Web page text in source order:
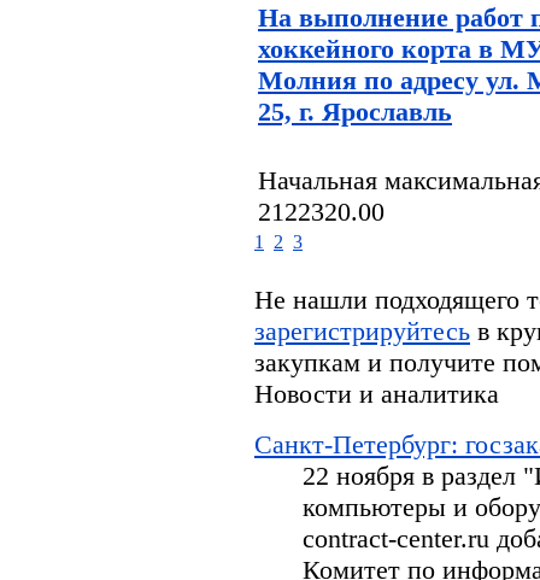
На выполнение работ
хоккейного корта в
Молния по адресу ул.
25, г. Ярославль
Начальная
2122320.00
1 2 3
Не нашли подходящего
зарегистрируйтесь в
закупкам и получите
Новости и аналитика
Санкт-Петербург:
22 ноября в раздел
компьютеры и
contract-center.ru
Комитет по